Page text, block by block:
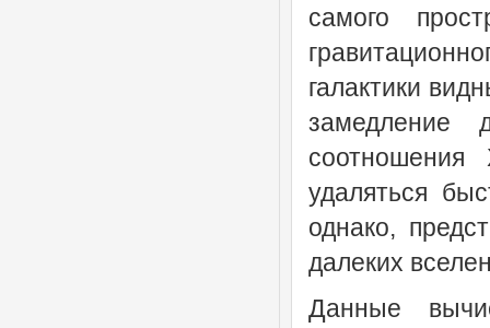
самого
галактики
замедление
соотношения
удаляться
однако,
далеких
Данные